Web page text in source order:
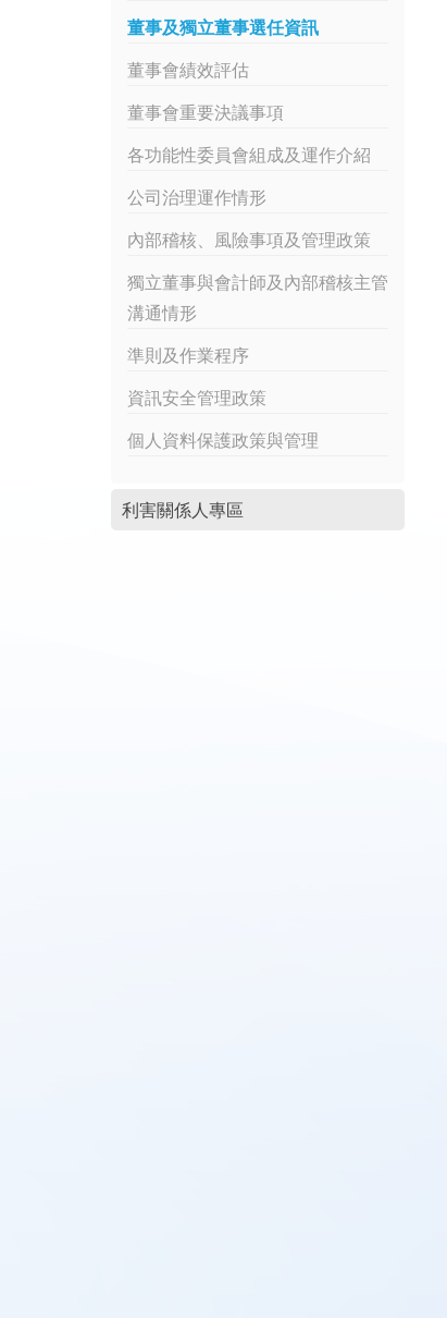
董事及獨立董事選任資訊
董事會績效評估
董事會重要決議事項
各功能性委員會組成及運作介紹
公司治理運作情形
內部稽核、風險事項及管理政策
獨立董事與會計師及內部稽核主管
溝通情形
準則及作業程序
資訊安全管理政策
個人資料保護政策與管理
利害關係人專區